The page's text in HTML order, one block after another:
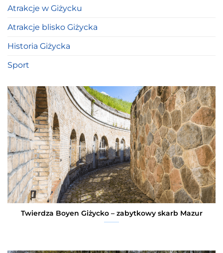
Atrakcje w Giżycku
Atrakcje blisko Giżycka
Historia Giżycka
Sport
Twierdza Boyen Giżycko – zabytkowy skarb Mazur